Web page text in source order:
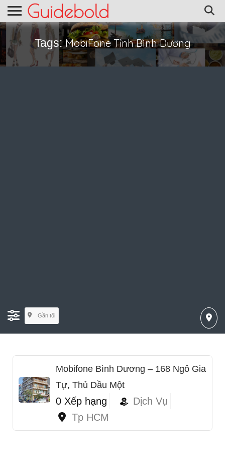
Tags:MobiFone Tỉnh Bình Dương
Gần tôi
Mobifone Bình Dương – 168 Ngô Gia
Tự, Thủ Dầu Một
0 Xếp hạng
Dịch Vụ
Tp HCM